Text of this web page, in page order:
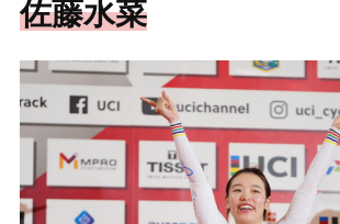
佐藤水菜